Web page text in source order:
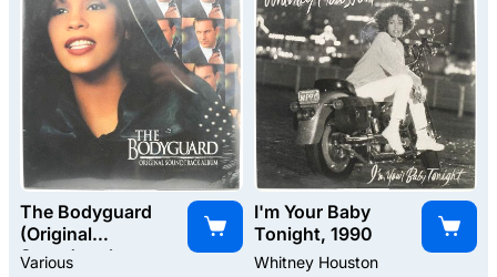
The Bodyguard
(Original
Soundtrack
Various
I'm Your Baby
Tonight, 1990
Whitney Houston